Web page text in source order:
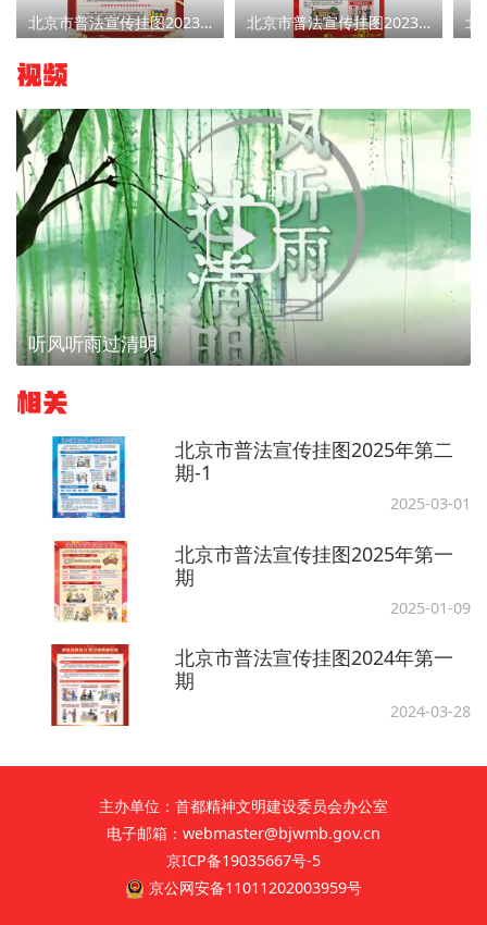
北京市普法宣传挂图2023年第十二期 北京市普法宣传挂图2023年第十一期
视频
听风听雨过清明
相关
北京市普法宣传挂图2025年第二
期-1
2025-03-01
北京市普法宣传挂图2025年第一
期
2025-01-09
北京市普法宣传挂图2024年第一
期
2024-03-28
主办单位：首都精神文明建设委员会办公室
电子邮箱：webmaster@bjwmb.gov.cn
京ICP备19035667号-5
京公网安备11011202003959号